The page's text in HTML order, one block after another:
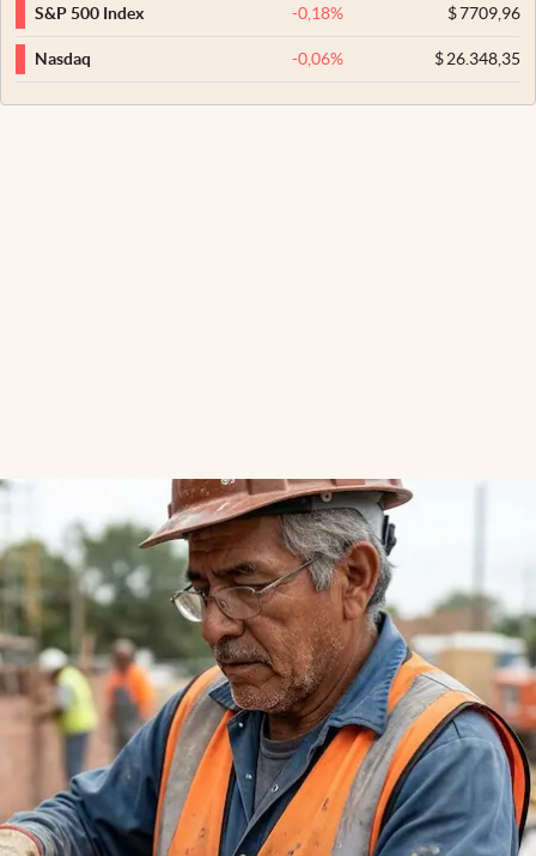
S&P 500 Index -0,18% $7709,96
Nasdaq -0,06% $26.348,35